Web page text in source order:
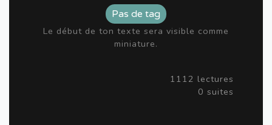
Pas de tag
Le début de ton texte sera visible comme
miniature.
1112 lectures
0 suites